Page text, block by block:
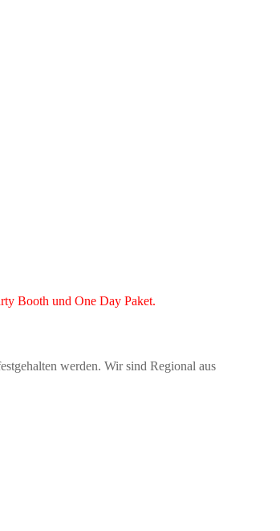
Booth und One Day Paket.
werden. Wir sind Regional aus